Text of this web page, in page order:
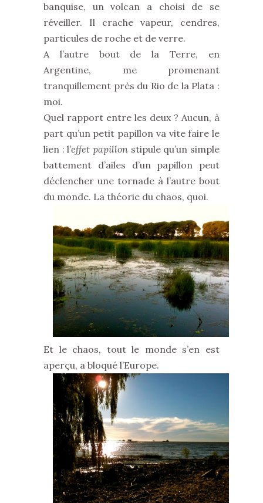
banquise, un volcan a choisi de se
réveiller. Il crache vapeur, cendres,
particules de roche et de verre.
A l’autre bout de la Terre, en
Argentine, me promenant
tranquillement près du Rio de la Plata :
moi.
Quel rapport entre les deux ? Aucun, à
part qu’un petit papillon va vite faire le
lien : l’effet papillon stipule qu’un simple
battement d’ailes d’un papillon peut
déclencher une tornade à l’autre bout
du monde. La théorie du chaos, quoi.
Et le chaos, tout le monde s’en est
aperçu, a bloqué l’Europe.